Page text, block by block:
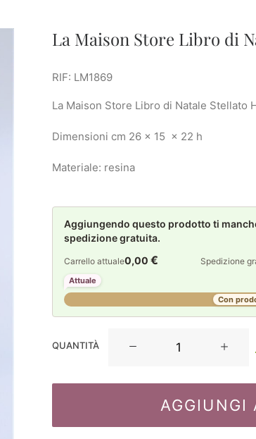
La Maison Store Libro di
RIF: LM1869
La Maison Store Libro di Natale Stellato
Dimensioni cm 26 x 15 x 22 h
Materiale: resina
Aggiungendo questo prodotto ti
spedizione gratuita.
Carrello attuale0,00 € Spedizione
Attuale
Con
QUANTITÀ
Libro
AGGIUNGI